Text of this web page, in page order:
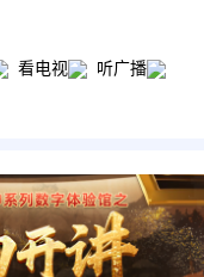
看电视 听广播